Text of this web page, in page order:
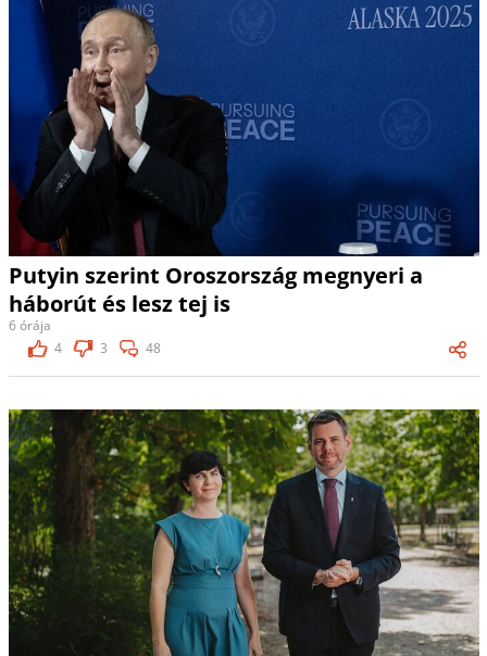
Putyin szerint Oroszország megnyeri a
háborút és lesz tej is
6 órája
4
3 48